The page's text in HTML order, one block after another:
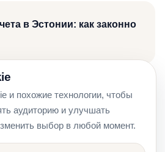
в Эстонии: как законно
2026: как применять
и похожие технологии, чтобы
аудиторию и улучшать
выбор в любой момент.